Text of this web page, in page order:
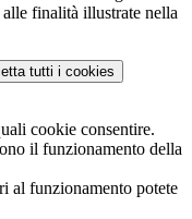
finalità illustrate nella
tutti i cookies
cookie consentire.
il funzionamento della
al funzionamento potete